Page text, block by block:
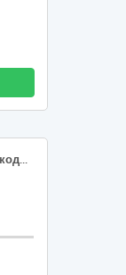
«Система безперебійного живлення» за кодом ДК 021:2015 – 31150000-2 «Баласти для розрядних ламп чи трубок»